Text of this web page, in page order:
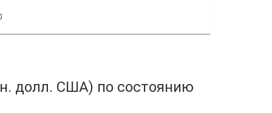
долл. США) по состоянию